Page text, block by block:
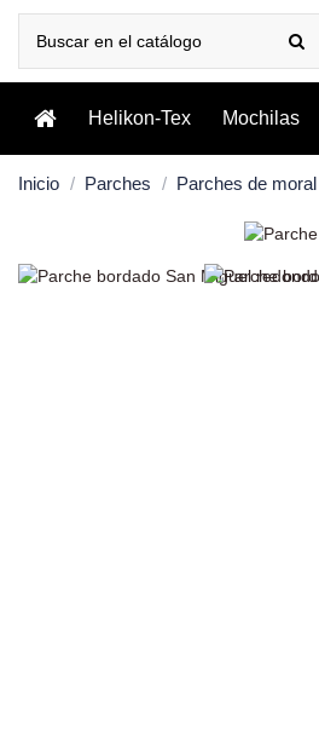
Helikon-Tex Mochilas
Inicio Parches Parches de